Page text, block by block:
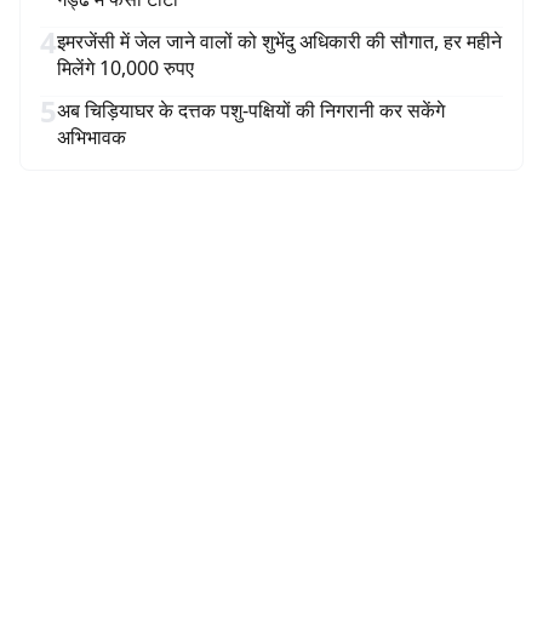
4इमरजेंसी में जेल जाने वालों को शुभेंदु अधिकारी की सौगात, हर महीने
मिलेंगे 10,000 रुपए
5अब चिड़ियाघर के दत्तक पशु-पक्षियों की निगरानी कर सकेंगे
अभिभावक